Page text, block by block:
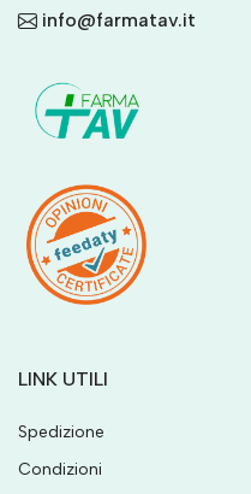
info@farmatav.it
LINK UTILI
Spedizione
Condizioni